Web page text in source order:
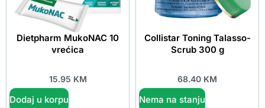
Dietpharm MukoNAC 10
vrećica
15.95 KM
Dodaj u korpu
Collistar Toning Talasso-
Scrub 300 g
68.40 KM
Nema na stanju